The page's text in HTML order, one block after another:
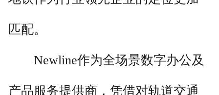
匹配。
Newline作为全场景数字办公及
产品服务提供商，凭借对轨道交通